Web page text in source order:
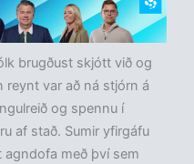
brugðust skjótt við og
reynt var að ná stjórn á
og spennu í
af stað. Sumir yfirgáfu
með því sem